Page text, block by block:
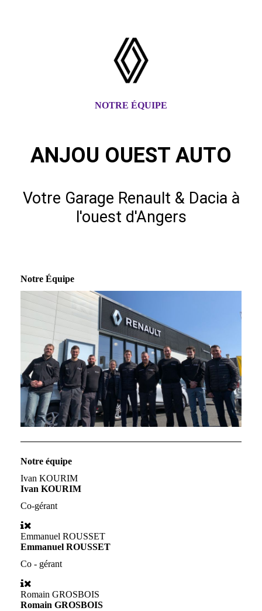
NOTRE ÉQUIPE
ANJOU OUEST AUTO
Votre Garage Renault & Dacia à
l'ouest d'Angers
Notre Équipe
Notre équipe
Ivan KOURIM
Ivan KOURIM
Co-gérant
Emmanuel ROUSSET
Emmanuel ROUSSET
Co - gérant
Romain GROSBOIS
Romain GROSBOIS